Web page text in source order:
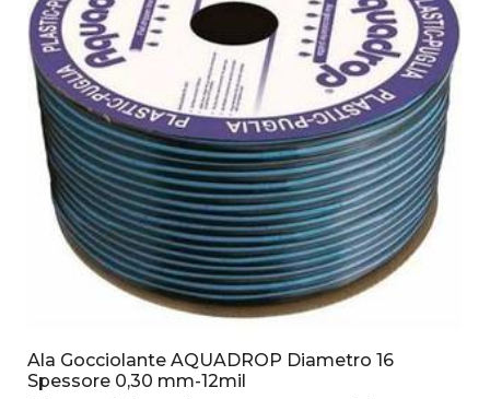
Ala Gocciolante AQUADROP Diametro 16
Spessore 0,30 mm-12mil